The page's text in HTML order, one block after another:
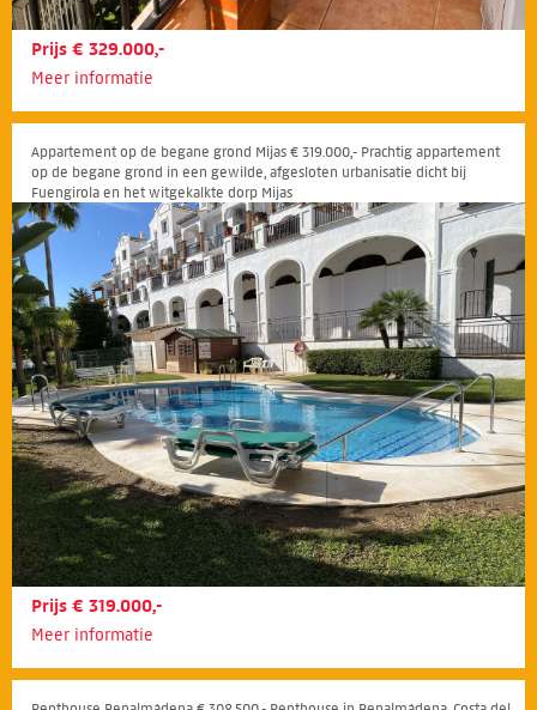
Prijs € 329.000,-
Meer informatie
Appartement op de begane grond Mijas € 319.000,- Prachtig appartement
op de begane grond in een gewilde, afgesloten urbanisatie dicht bij
Fuengirola en het witgekalkte dorp Mijas
Prijs € 319.000,-
Meer informatie